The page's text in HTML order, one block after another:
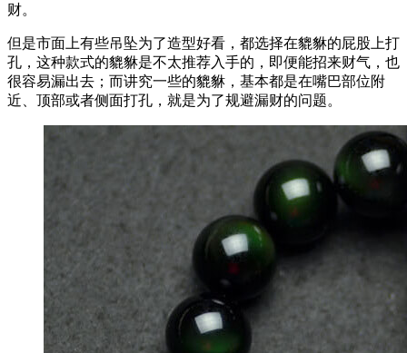
财。
但是市面上有些吊坠为了造型好看，都选择在貔貅的屁股上打
孔，这种款式的貔貅是不太推荐入手的，即便能招来财气，也
很容易漏出去；而讲究一些的貔貅，基本都是在嘴巴部位附
近、顶部或者侧面打孔，就是为了规避漏财的问题。